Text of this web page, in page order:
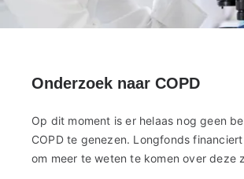
Onderzoek naar COPD
Op dit moment is er helaas nog geen
COPD te genezen. Longfonds
om meer te weten te komen over deze